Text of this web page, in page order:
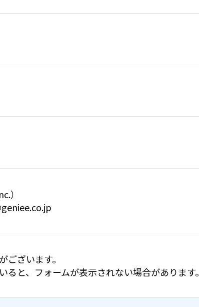
）
ざいます。
と、フォームが表示されない場合があります。